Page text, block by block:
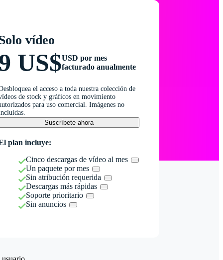
vídeo
US$USD por mes
facturado anualmente
el acceso a toda nuestra colección de
de stock y gráficos en movimiento
para uso comercial. Imágenes no
Suscríbete ahora
plan incluye:
Cinco descargas de vídeo al mes
Un paquete por mes
Sin atribución requerida
Descargas más rápidas
Soporte prioritario
Sin anuncios